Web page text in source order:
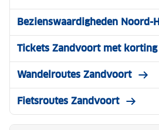
Bezienswaardigheden Noord-
Tickets Zandvoort met korting
Wandelroutes Zandvoort
Fietsroutes Zandvoort